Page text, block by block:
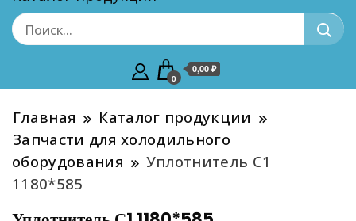
0
0,00 ₽
Главная
Каталог продукции
Запчасти для холодильного
оборудования
Уплотнитель С1
1180*585